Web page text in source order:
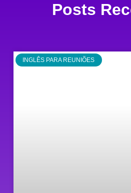
Posts
INGLÊS PARA REUNIÕES